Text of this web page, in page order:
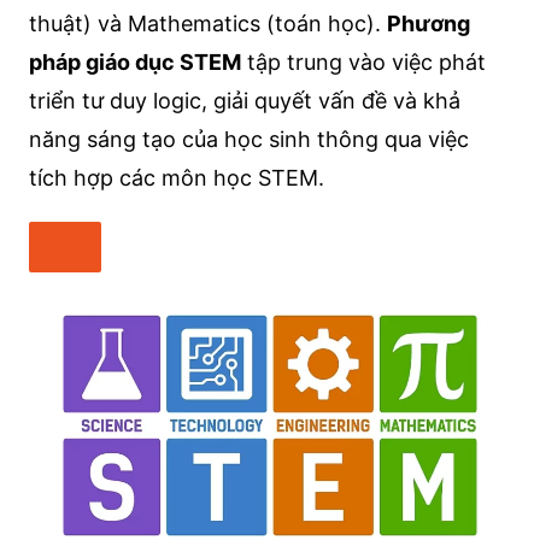
thuật) và Mathematics (toán học). Phương
pháp giáo dục STEMtập trung vào việc phát
triển tư duy logic, giải quyết vấn đề và khả
năng sáng tạo của học sinh thông qua việc
tích hợp các môn học STEM.